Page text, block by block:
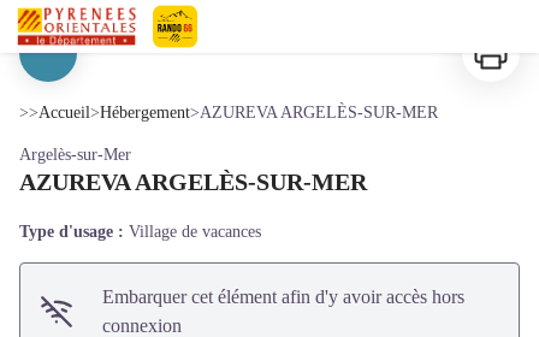
AZUREVA ARGELÈS-SUR-MER
>>Accueil>Hébergement>AZUREVA ARGELÈS-SUR-MER
Argelès-sur-Mer
AZUREVA ARGELÈS-SUR-MER
Type d'usage : Village de vacances
Embarquer cet élément afin d'y avoir accès hors
connexion